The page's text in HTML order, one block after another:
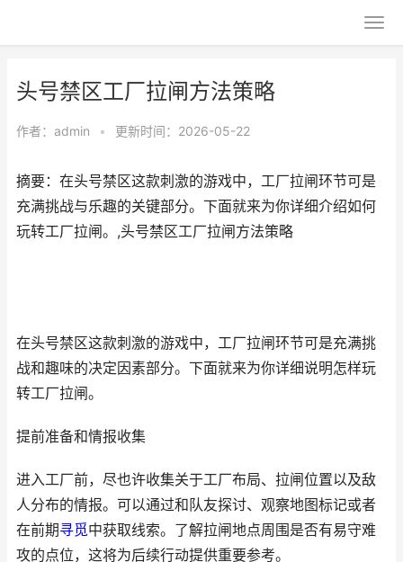
头号禁区工厂拉闸方法策略
作者： admin • 更新时间：2026-05-22
摘要：在头号禁区这款刺激的游戏中，工厂拉闸环节可是
充满挑战与乐趣的关键部分。下面就来为你详细介绍如何
玩转工厂拉闸。,头号禁区工厂拉闸方法策略
在头号禁区这款刺激的游戏中，工厂拉闸环节可是充满挑
战和趣味的决定因素部分。下面就来为你详细说明怎样玩
转工厂拉闸。
提前准备和情报收集
进入工厂前，尽也许收集关于工厂布局、拉闸位置以及敌
人分布的情报。可以通过和队友探讨、观察地图标记或者
在前期寻觅中获取线索。了解拉闸地点周围是否有易守难
攻的点位，这将为后续行动提供重要参考。